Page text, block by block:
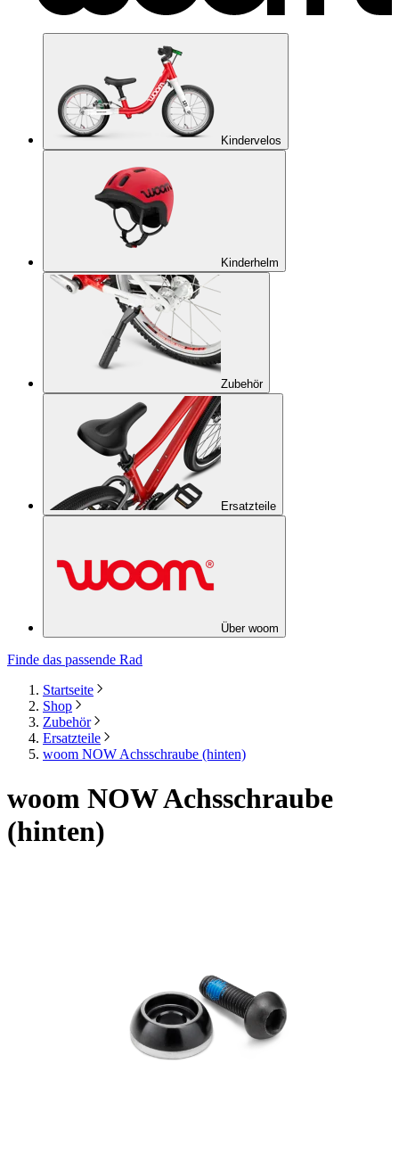
Kindervelos
Kinderhelm
Zubehör
Ersatzteile
Über woom
Finde das passende Rad
Startseite
Shop
Zubehör
Ersatzteile
woom NOW Achsschraube (hinten)
woom NOW Achsschraube
(hinten)